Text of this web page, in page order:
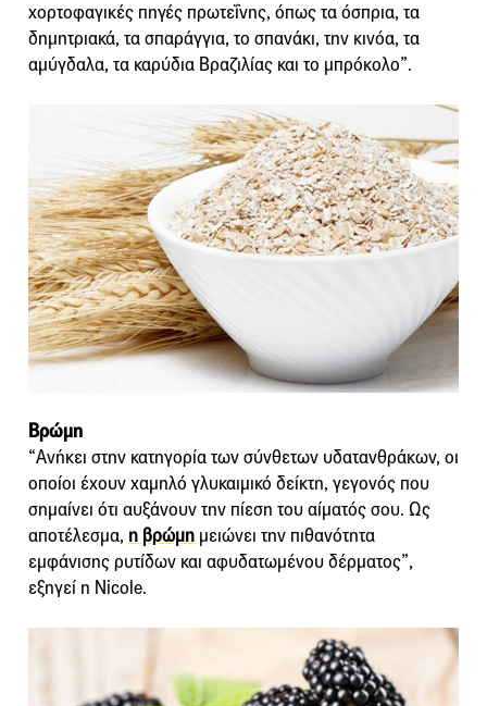
χορτοφαγικές πηγές πρωτεΐνης, όπως τα όσπρια, τα
δημητριακά, τα σπαράγγια, το σπανάκι, την κινόα, τα
αμύγδαλα, τα καρύδια Βραζιλίας και το μπρόκολο”.
Βρώμη
“Ανήκει στην κατηγορία των σύνθετων υδατανθράκων, οι
οποίοι έχουν χαμηλό γλυκαιμικό δείκτη, γεγονός που
σημαίνει ότι αυξάνουν την πίεση του αίματός σου. Ως
αποτέλεσμα, η βρώμη μειώνει την πιθανότητα
εμφάνισης ρυτίδων και αφυδατωμένου δέρματος”,
εξηγεί η Nicole.